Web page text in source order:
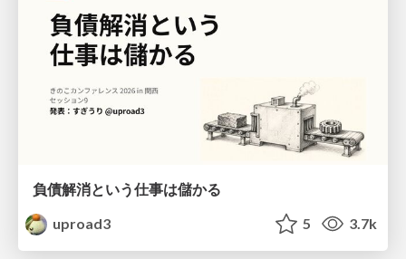
負債解消という仕事は儲かる
uproad3
5 3.7k